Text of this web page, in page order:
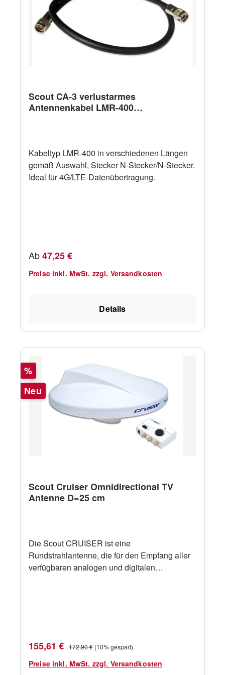
Scout CA-3 verlustarmes
Antennenkabel LMR-400
Kabeltyp LMR-400 in verschiedenen Längen
gemäß Auswahl, Stecker N-Stecker/N-Stecker.
Ideal für 4G/LTE-Datenübertragung.
Regulärer Preis:
Ab47,25 €
Preise inkl. MwSt. zzgl. Versandkosten
Details
Rabatt
%
Neu
Scout Cruiser Omnidirectional TV
Antenne D=25 cm
Die Scout CRUISER ist eine
Rundstrahlantenne, die für den Empfang aller
verfügbaren analogen und digitalen
nach der ersten Einschiffungsmöglichkeit. Das
System der omnidirektionalen Kommunikation
Verkaufspreis:
155,61 € Regulärer Preis:
172,90 € (10% gespart)
Preise inkl. MwSt. zzgl. Versandkosten